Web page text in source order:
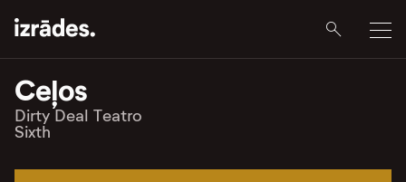
Ceļos
Dirty Deal Teatro
Sixth